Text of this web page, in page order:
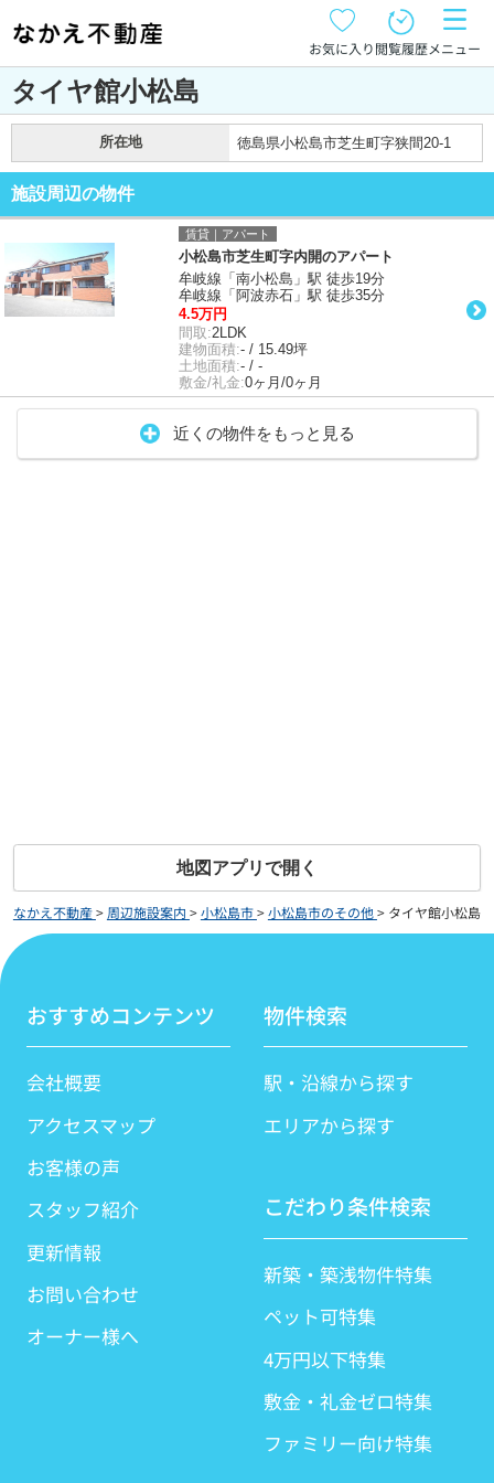
お気に入り閲覧履歴メニュー
タイヤ館小松島
所在地 徳島県小松島市芝生町字狭間20-1
施設周辺の物件
賃貸｜アパート
小松島市芝生町字内開のアパート
牟岐線「南小松島」駅 徒歩19分
牟岐線「阿波赤石」駅 徒歩35分
4.5万円
間取:2LDK
建物面積:- / 15.49坪
土地面積:- / -
敷金/礼金:0ヶ月/0ヶ月
近くの物件をもっと見る
地図アプリで開く
なかえ不動産>周辺施設案内 >小松島市>小松島市のその他> タイヤ館小松島
おすすめコンテンツ
会社概要
アクセスマップ
お客様の声
スタッフ紹介
更新情報
お問い合わせ
オーナー様へ
物件検索
駅・沿線から探す
エリアから探す
こだわり条件検索
新築・築浅物件特集
ペット可特集
4万円以下特集
敷金・礼金ゼロ特集
ファミリー向け特集